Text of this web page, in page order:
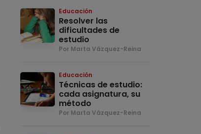
Educación
Resolver las
dificultades de
estudio
Por Marta Vázquez-Reina
Educación
Técnicas de estudio:
cada asignatura, su
método
Por Marta Vázquez-Reina